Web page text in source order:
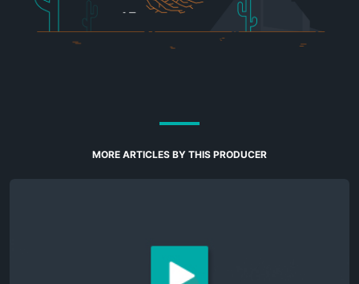
MORE ARTICLES BY THIS PRODUCER